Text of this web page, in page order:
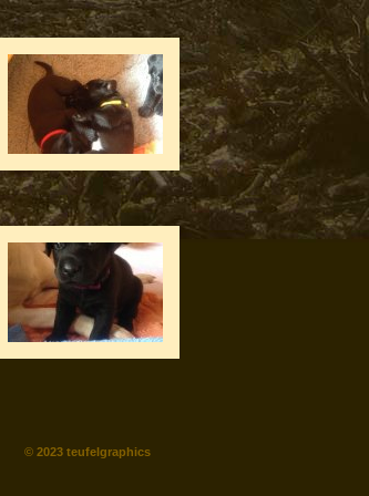
© 2023 teufelgraphics